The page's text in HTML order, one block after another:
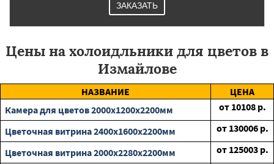
ЗАКАЗАТЬ
Цены на холоидльники для цветов в
Измайлове
НАЗВАНИЕ
ЦЕНА
Камера для цветов 2000х1200х2200мм
от 10108 р.
Цветочная витрина 2400х1600х2200мм
от 130006 р.
Цветочная витрина 2000х2280х2200мм
от 125003 р.